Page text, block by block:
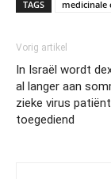
TAGS medicinale
Vorig artikel
In Israël wordt
al langer aan
zieke virus
toegediend